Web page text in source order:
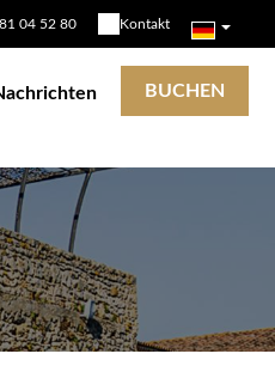
04 52 80 Kontakt
BUCHEN